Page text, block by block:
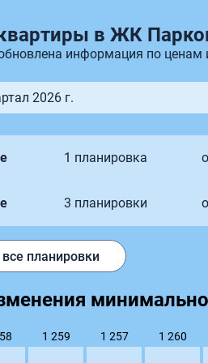
в ЖК
информация по ценам
2026 г.
1 планировка
3 планировки
планировки
1 259 1 257 1 260